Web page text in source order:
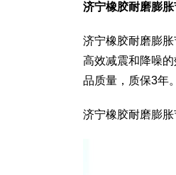
济宁橡胶耐磨膨
济宁橡胶耐磨膨
高效减震和降噪
品质量，质保3年。
济宁橡胶耐磨膨胀